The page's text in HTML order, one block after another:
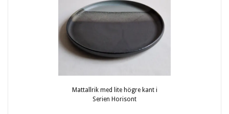
Mattallrik med lite högre kant i
Serien Horisont